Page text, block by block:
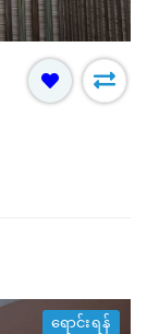
ရောင်းရန်